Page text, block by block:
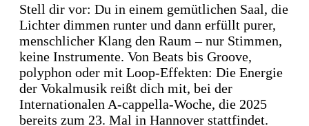
Stell dir vor: Du in einem gemütlichen Saal, die
Lichter dimmen runter und dann erfüllt purer,
menschlicher Klang den Raum – nur Stimmen,
keine Instrumente. Von Beats bis Groove,
polyphon oder mit Loop-Effekten: Die Energie
der Vokalmusik reißt dich mit, bei der
Internationalen A-cappella-Woche, die 2025
bereits zum 23. Mal in Hannover stattfindet.